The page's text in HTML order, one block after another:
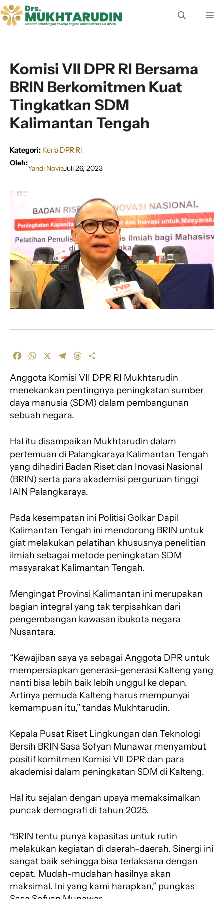
Langsung
ke
Komisi VII DPR RI Bersama
BRIN Berkomitmen Kuat
Tingkatkan SDM
Kalimantan Tengah
Kategori: Kerja DPR RI
Oleh:
Yandi NoviaJuli 26, 2023
c
e
b
o
o
W
a
t
s
A
l
e
g
r
a
r
e
a
a
r
e
Anggota Komisi VII DPR RI Mukhtarudin
menekankan pentingnya peningkatan sumber
daya manusia (SDM) dalam pembangunan
sebuah negara.
Hal itu disampaikan Mukhtarudin dalam
pertemuan di Palangkaraya Kalimantan Tengah
yang dihadiri Badan Riset dan Inovasi Nasional
(BRIN) serta para akademisi perguruan tinggi
IAIN Palangkaraya.
Pada kesempatan ini Politisi Golkar Dapil
Kalimantan Tengah ini mendorong BRIN untuk
giat melakukan pelatihan khususnya penelitian
ilmiah sebagai metode peningkatan SDM
masyarakat Kalimantan Tengah.
Mengingat Provinsi Kalimantan ini merupakan
bagian integral yang tak terpisahkan dari
pengembangan kawasan ibukota negara
Nusantara.
“Kewajiban saya ya sebagai Anggota DPR untuk
mempersiapkan generasi-generasi Kalteng yang
nanti bisa lebih baik lebih unggul ke depan.
Artinya pemuda Kalteng harus mempunyai
kemampuan itu,” tandas Mukhtarudin.
Kepala Pusat Riset Lingkungan dan Teknologi
Bersih BRIN Sasa Sofyan Munawar menyambut
positif komitmen Komisi VII DPR dan para
akademisi dalam peningkatan SDM di Kalteng.
Hal itu sejalan dengan upaya memaksimalkan
puncak demografi di tahun 2025.
“BRIN tentu punya kapasitas untuk rutin
melakukan kegiatan di daerah-daerah. Sinergi ini
sangat baik sehingga bisa terlaksana dengan
cepat. Mudah-mudahan hasilnya akan
maksimal. Ini yang kami harapkan,” pungkas